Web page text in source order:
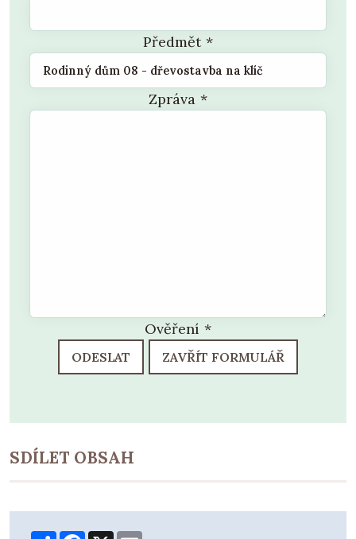
Předmět*
Zpráva *
Ověření *
ODESLAT ZAVŘÍT FORMULÁŘ
SDÍLET OBSAH